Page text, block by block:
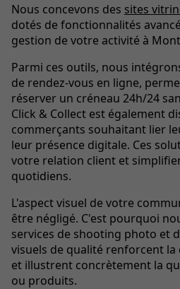
Nous concevons des sites
dotés de fonctionnalités
gestion de votre activité à
Parmi ces outils, nous
de rendez-vous en ligne,
réserver un créneau 24h/24
Click & Collect est également
commerçants souhaitant lier
leur présence digitale. Ces
votre relation client et
quotidiens.
L'aspect visuel de votre
être négligé. C'est pourquoi
services de shooting photo et
visuels de qualité renforcent la
et illustrent concrètement la
ou produits.